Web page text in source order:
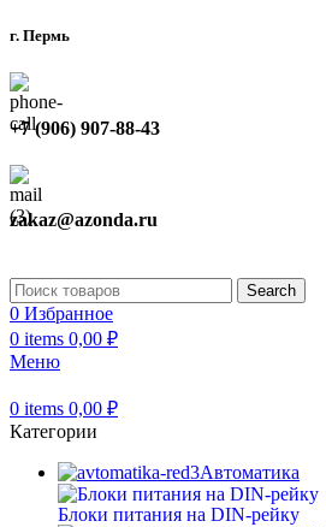
г. Пермь
+7 (906) 907-88-43
zakaz@azonda.ru
Search
0 Избранное
0 items 0,00 ₽
Меню
0 items 0,00 ₽
Категории
Автоматика
Блоки питания на DIN-рейку